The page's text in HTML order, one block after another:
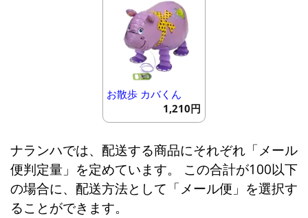
お散歩 カバくん
1,210円
ナランハでは、配送する商品にそれぞれ「メール
便判定量」を定めています。 この合計が100以下
の場合に、配送方法として「メール便」を選択す
ることができます。